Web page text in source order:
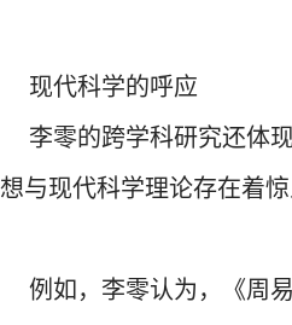
现代科学的呼应
李零的跨学科研究还体
想与现代科学理论存在着惊
例如，李零认为，《周